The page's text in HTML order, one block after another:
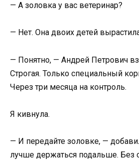
— А золовка у вас ветеринар?
— Нет. Она двоих детей
— Понятно, — Андрей Петрович
Строгая. Только специальный
Через три месяца на контроль.
Я кивнула.
— И передайте золовке, —
лучше держаться подальше. Без